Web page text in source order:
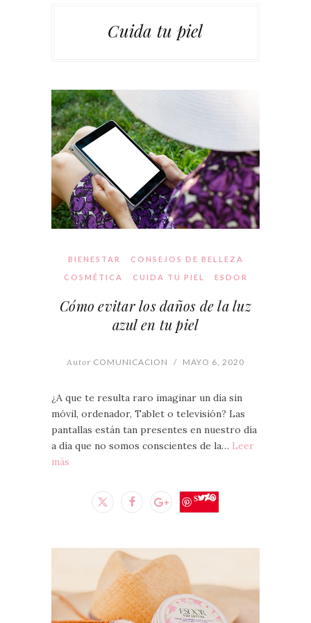
Cuida tu piel
BIENESTAR
CONSEJOS DE BELLEZA
COSMÉTICA
CUIDA TU PIEL ESDOR
Cómo evitar los daños de la luz
azul en tu piel
Autor COMUNICACION / MAYO 6, 2020
¿A que te resulta raro imaginar un día sin
móvil, ordenador, Tablet o televisión? Las
pantallas están tan presentes en nuestro día
a día que no somos conscientes de la… Leer
más
Save